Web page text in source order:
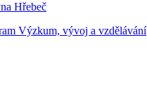
Hřebeč
Výzkum, vývoj a vzdělávání